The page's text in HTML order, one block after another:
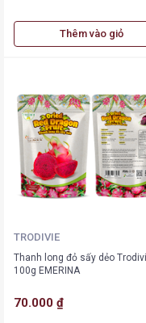
Thêm vào giỏ
TRODIVIE
Thanh long đỏ sấy dẻo
100g EMERINA
70.000 ₫